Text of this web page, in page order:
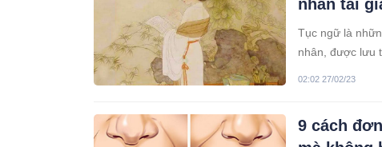
nhân tái
Tục ngữ là
nhân, được lưu
02:02 27/02/23
9 cách